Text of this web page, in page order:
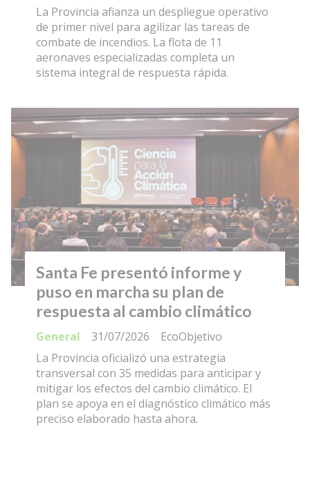
La Provincia afianza un despliegue operativo
de primer nivel para agilizar las tareas de
combate de incendios. La flota de 11
aeronaves especializadas completa un
sistema integral de respuesta rápida.
Santa Fe presentó informe y
puso en marcha su plan de
respuesta al cambio climático
EcoObjetivo
General
31/07/2026
La Provincia oficializó una estrategia
transversal con 35 medidas para anticipar y
mitigar los efectos del cambio climático. El
plan se apoya en el diagnóstico climático más
preciso elaborado hasta ahora.